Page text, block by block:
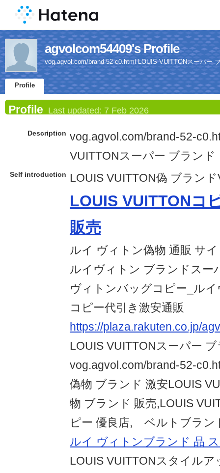
agvolcom54409's Profile
vog.agvol.com/brand-52-c0.html LOUIS VUITTONスーパー
Profile
Profile Last updated: 7 Feb 2026
Description vog.agvol.com/brand-52-
VUITTONスーパー ブランド
Self introduction LOUIS VUITTON偽 ブラン
LOUIS VUITTONコ
販売
ルイ ヴィトン偽物 通販 サ
ルイヴィトン ブランドス
ヴィトンバッグコピー_ル
コピー代引き激安通販
https://plaza.rakuten.co.jp/
LOUIS VUITTONスーパー
vog.agvol.com/brand-52-
偽物 ブランド 激安LOUIS
物 ブランド 販売,LOUIS
ピー 優良店, ベルトブラン
ルイ ヴィトンブランド 品
LOUIS VUITTONスタイルア